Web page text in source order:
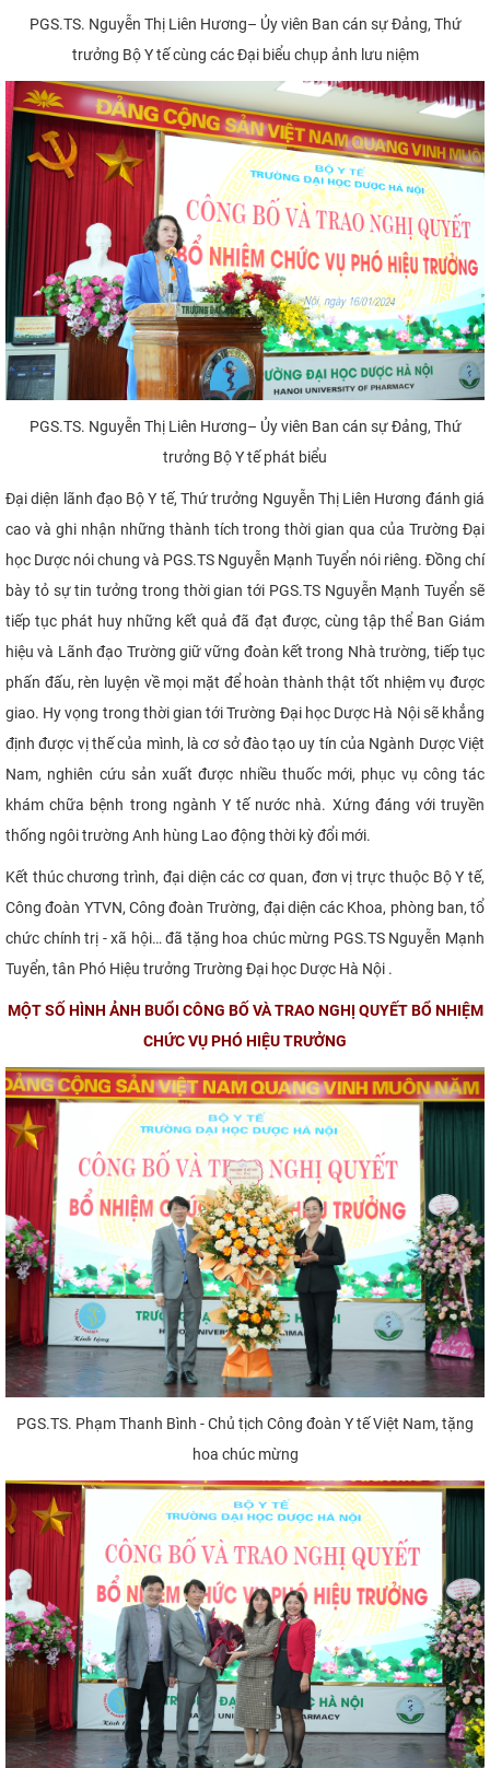
PGS.TS. Nguyễn Thị Liên Hương– Ủy viên Ban cán sự Đảng, Thứ
trưởng Bộ Y tế cùng các Đại biểu chụp ảnh lưu niệm
PGS.TS. Nguyễn Thị Liên Hương– Ủy viên Ban cán sự Đảng, Thứ
trưởng Bộ Y tế phát biểu
Đại diện lãnh đạo Bộ Y tế, Thứ trưởng Nguyễn Thị Liên Hương đánh giá
cao và ghi nhận những thành tích trong thời gian qua của Trường Đại
học Dược nói chung và PGS.TS Nguyễn Mạnh Tuyển nói riêng. Đồng chí
bày tỏ sự tin tưởng trong thời gian tới PGS.TS Nguyễn Mạnh Tuyển sẽ
tiếp tục phát huy những kết quả đã đạt được, cùng tập thể Ban Giám
hiệu và Lãnh đạo Trường giữ vững đoàn kết trong Nhà trường, tiếp tục
phấn đấu, rèn luyện về mọi mặt để hoàn thành thật tốt nhiệm vụ được​
giao. Hy vọng trong thời gian tới Trường Đại học Dược Hà Nội sẽ khẳng
định được vị thế của mình, là cơ sở đào tạo uy tín của Ngành Dược Việt
Nam, nghiên cứu sản xuất được nhiều thuốc mới, phục vụ công tác
khám chữa bệnh trong ngành Y tế nước nhà. Xứng đáng với truyền
thống ngôi trường Anh hùng Lao động thời kỳ đổi mới.
Kết thúc chương trình, đại diện các cơ quan, đơn vị trực thuộc Bộ Y tế,
Công đoàn YTVN, Công đoàn Trường, đại diện các Khoa, phòng ban, tổ
chức chính trị - xã hội… đã tặng hoa chúc mừng PGS.TS Nguyễn Mạnh
Tuyển, tân Phó Hiệu trưởng Trường Đại học Dược Hà Nội .
MỘT SỐ HÌNH ẢNH BUỔI CÔNG BỐ VÀ TRAO NGHỊ QUYẾT BỔ NHIỆM
CHỨC VỤ PHÓ HIỆU TRƯỞNG
PGS.TS. Phạm Thanh Bình - Chủ tịch Công đoàn Y tế Việt Nam, tặng
hoa chúc mừng